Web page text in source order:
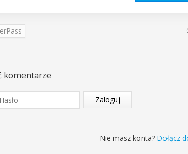
komentarze
Zaloguj
Nie masz konta? Dołącz